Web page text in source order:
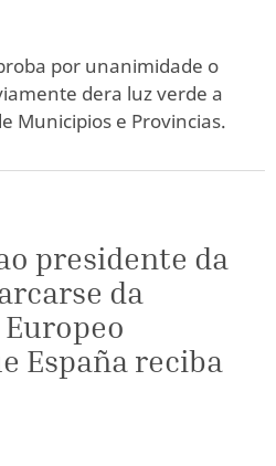
por unanimidade o
dera luz verde a
Municipios e Provincias.
presidente da
da
España reciba